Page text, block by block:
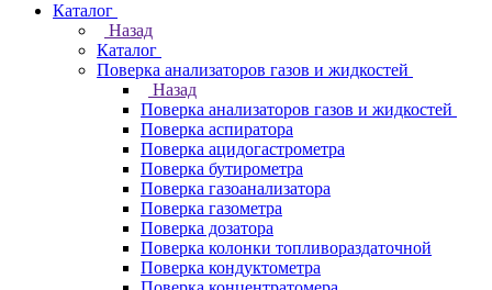
Каталог
Назад
Каталог
Поверка анализаторов газов и жидкостей
Назад
Поверка анализаторов газов и жидкостей
Поверка аспиратора
Поверка ацидогастрометра
Поверка бутирометра
Поверка газоанализатора
Поверка газометра
Поверка дозатора
Поверка колонки топливораздаточной
Поверка кондуктометра